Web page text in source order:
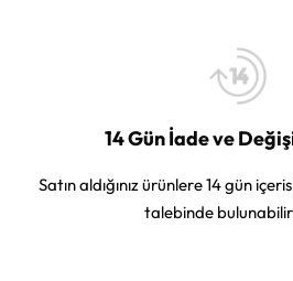
14 Gün İade ve
Satın aldığınız ürünlere 14 gün
talebinde